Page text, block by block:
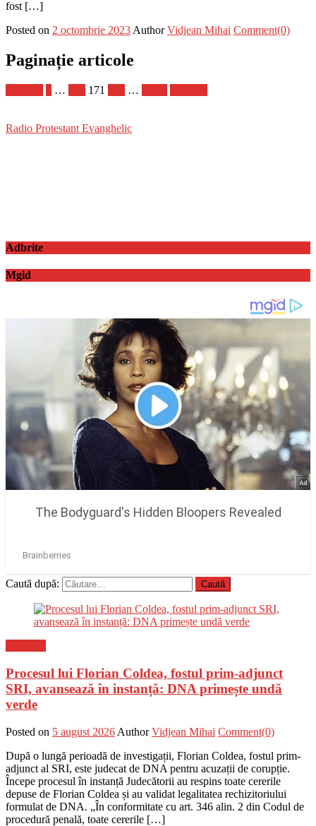
fost […]
Posted on 2 octombrie 2023 Author Vidjean Mihai Comment(0)
Paginație articole
… 171 …
Radio Protestant Evanghelic
Adbrite
Mgid
Caută după:
Procesul lui Florian Coldea, fostul prim-adjunct
SRI, avansează în instanță: DNA primește undă
verde
Posted on 5 august 2026 Author Vidjean Mihai Comment(0)
După o lungă perioadă de investigații, Florian Coldea, fostul prim-
adjunct al SRI, este judecat de DNA pentru acuzații de corupție.
Începe procesul în instanță Judecătorii au respins toate cererile
depuse de Florian Coldea și au validat legalitatea rechizitoriului
formulat de DNA. „În conformitate cu art. 346 alin. 2 din Codul de
procedură penală, toate cererile […]